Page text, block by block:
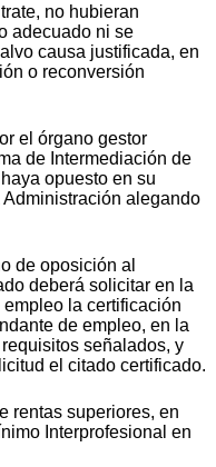
no hubieran
adecuado ni se
causa justificada, en
o reconversión
el órgano gestor
de Intermediación de
opuesto en su
alegando
de oposición al
deberá solicitar en la
la certificación
de empleo, en la
señalados, y
el citado certificado.
rentas superiores, en
Interprofesional en